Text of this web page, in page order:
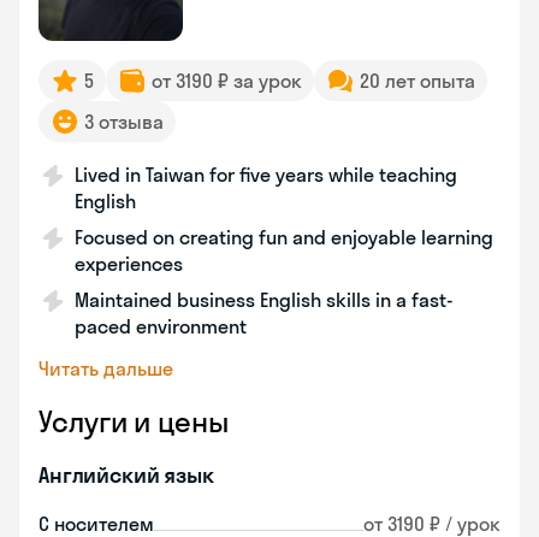
5 от 3190 ₽ за урок
20 лет опыта
3 отзыва
Lived in Taiwan for five years while teaching
English
Focused on creating fun and enjoyable learning
experiences
Maintained business English skills in a fast-
paced environment
Читать дальше
Услуги и цены
Английский язык
С носителем от 3190 ₽ / урок